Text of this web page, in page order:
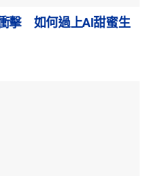
擊 如何過上AI甜蜜生